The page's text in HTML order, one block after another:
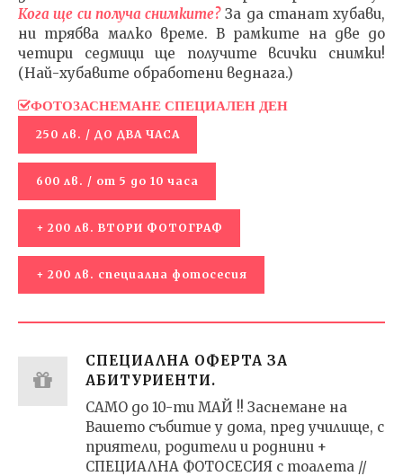
Кога ще си получа снимките?За да станат хубави,
ни трябва малко време. В рамките на две до
четири седмици ще получите всички снимки!
(Най-хубавите обработени веднага.)
ФОТОЗАСНЕМАНЕ СПЕЦИАЛЕН ДЕН
250 лв. / ДО ДВА ЧАСА
600 лв. / от 5 до 10 часа
+ 200 лв. ВТОРИ ФОТОГРАФ
+ 200 лв. специална фотосесия
СПЕЦИАЛНА ОФЕРТА ЗА
АБИТУРИЕНТИ.
САМО до 10-ти МАЙ !! Заснемане на
Вашето събитие у дома, пред училище, с
приятели, родители и роднини +
СПЕЦИАЛНА ФОТОСЕСИЯ с тоалета //